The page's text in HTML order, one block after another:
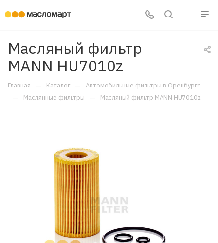
Масляный фильтр
MANN HU7010z
Главная — Каталог — Автомобильные фильтры в Оренбурге
— Маслянные фильтры — Масляный фильтр MANN HU7010z